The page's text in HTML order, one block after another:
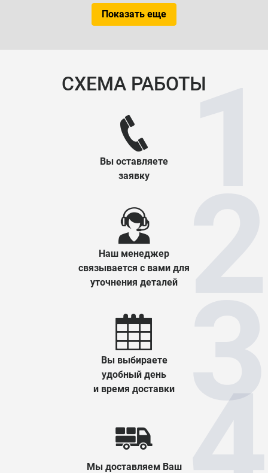
Показать еще
СХЕМА РАБОТЫ
Вы оставляете
заявку
Наш менеджер
связывается с вами для
уточнения деталей
Вы выбираете
удобный день
и время доставки
Мы доставляем Ваш